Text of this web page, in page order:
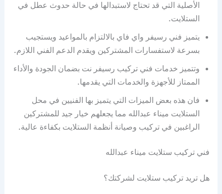
الأصلية التي قد تحتاج لاستبدالها في حالة حدوث عطل في
الستلايت.
يتميز فني رسيفر واي فاي بالالتزام بالمواعيد ويستجيب
بسرعة لاستفسارات المشتركين ويقدم الدعم الفني اللازم.
وتتميز خدمات فني تركيب رسيفر نت بضمان الجودة والأداء
الممتاز للأجهزة والخدمات التي يقدمها.
فان هذه بعض الميزات التي يتميز بها الفنيين في محل
الستلايت ميناء عبدالله مما يجعلهم خيار جيد للمشتركين
الراغبين في تركيب وصيانة أنظمة الستلايت بكفاءة عالية.
فني تركيب ستلايت ميناء عبدالله
هل تريد تركيب ستلايت لشركتك؟